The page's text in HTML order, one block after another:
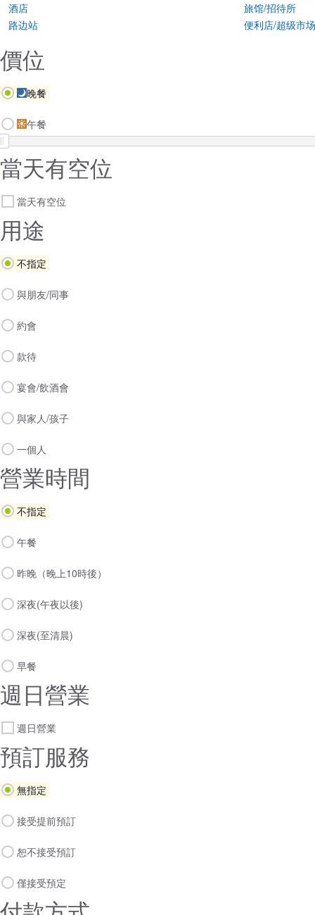
酒店
旅馆/招待所
路边站
便利店/超级市场
價位
晚餐
午餐
當天有空位
當天有空位
用途
不指定
與朋友/同事
約會
款待
宴會/飲酒會
與家人/孩子
一個人
營業時間
不指定
午餐
昨晚（晚上10時後）
深夜(午夜以後)
深夜(至清晨)
早餐
週日營業
週日營業
預訂服務
無指定
接受提前預訂
恕不接受預訂
僅接受預定